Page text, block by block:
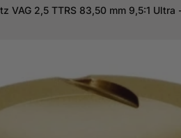
VAG 2,5 TTRS 83,50 mm 9,5:1
-